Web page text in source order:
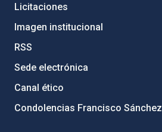
Licitaciones
Imagen institucional
RSS
Sede electrónica
Canal ético
Condolencias Francisco Sánchez